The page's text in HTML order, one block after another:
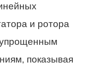
и ротора
показывая